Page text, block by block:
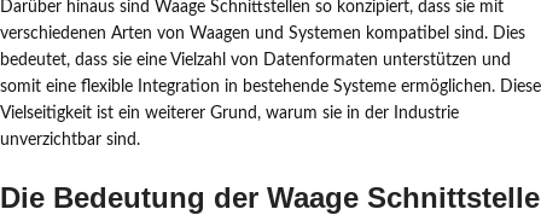
Darüber hinaus sind Waage Schnittstellen so konzipiert, dass sie mit
verschiedenen Arten von Waagen und Systemen kompatibel sind. Dies
bedeutet, dass sie eine Vielzahl von Datenformaten unterstützen und
somit eine flexible Integration in bestehende Systeme ermöglichen. Diese
Vielseitigkeit ist ein weiterer Grund, warum sie in der Industrie
unverzichtbar sind.
Die Bedeutung der Waage Schnittstelle